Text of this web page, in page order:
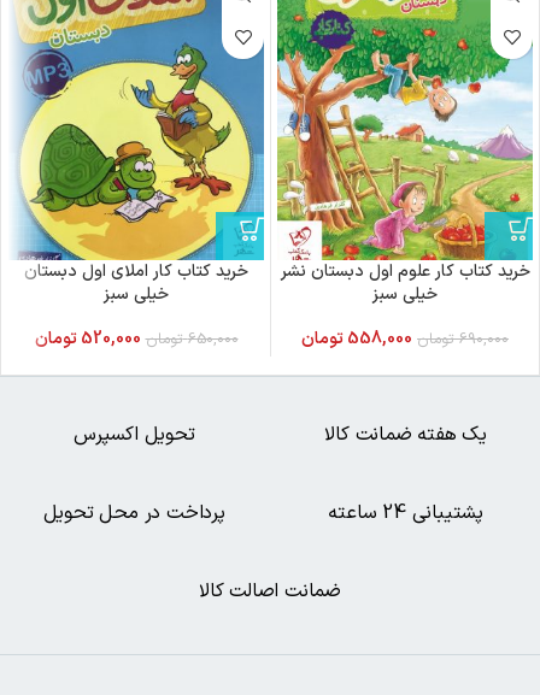
خرید کتاب کار علوم اول دبستان نشر
خیلی سبز
690,000 تومان 558,000تومان
خرید کتاب کار املای اول دبستان
خیلی سبز
650,000 تومان 520,000 تومان
ضمانت اصالت کالا
پرداخت در محل تحویل پشتیبانی 24 ساعته
تحویل اکسپرس یک هفته ضمانت کالا